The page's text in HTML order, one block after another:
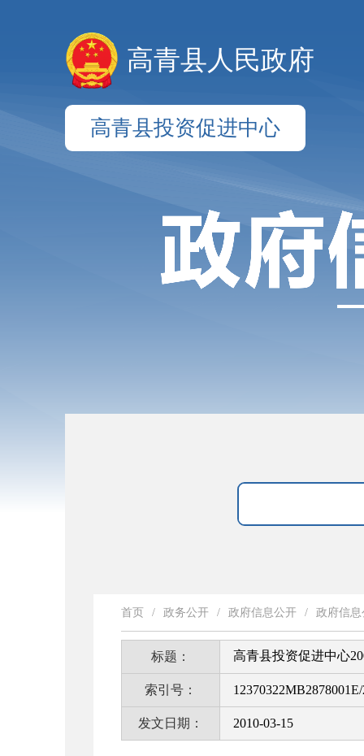
高青县人民政府
高青县投资促进中心
首页 / 政务公开 / 政府信息公开 / 政府信
标题： 高青县投资促进中心
索引号：
发文日期： 2010-03-15